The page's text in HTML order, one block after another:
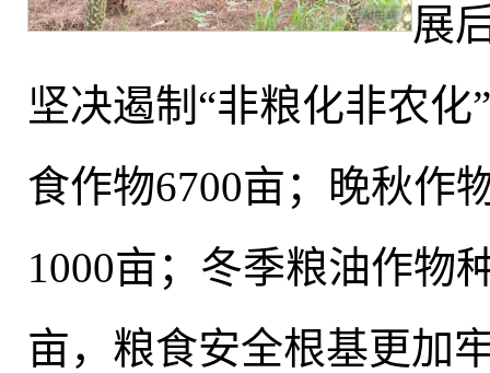
展
坚决遏制“非粮化非农
食作物6700亩；晚秋作
1000亩；冬季粮油作物
亩，粮食安全根基更加